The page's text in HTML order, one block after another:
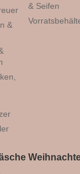
&
& Seifen